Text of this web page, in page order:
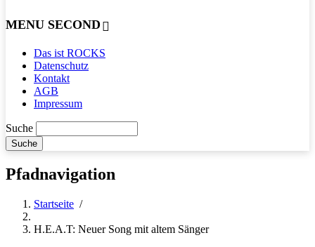
MENU SECOND
Das ist ROCKS
Datenschutz
Kontakt
AGB
Impressum
Suche
Pfadnavigation
Startseite /
H.E.A.T: Neuer Song mit altem Sänger